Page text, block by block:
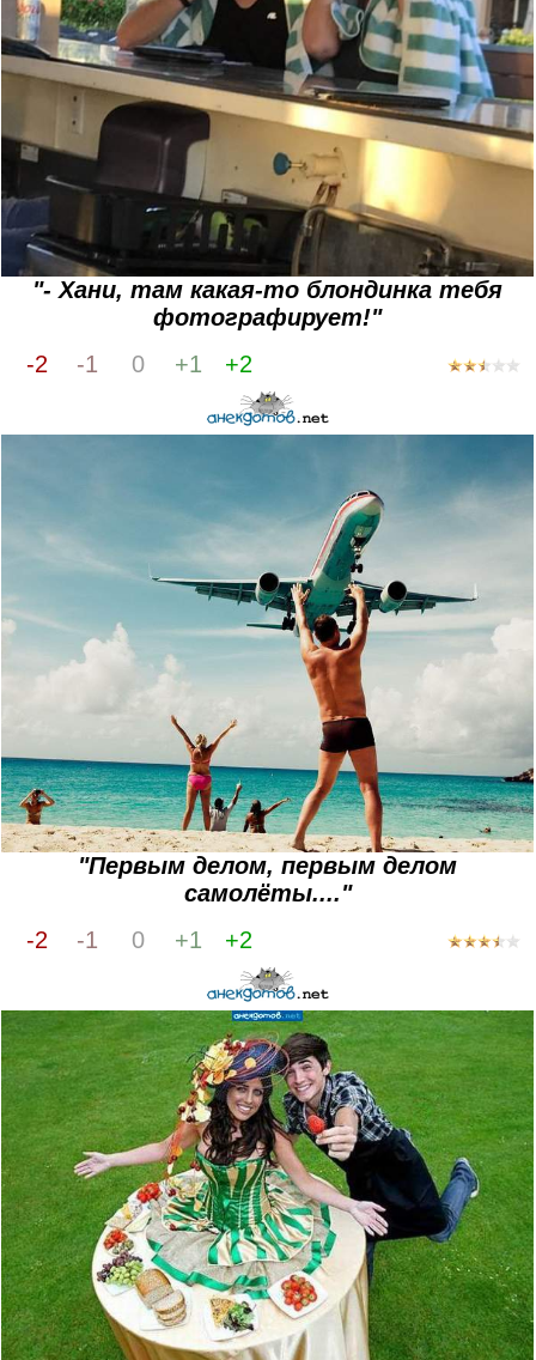
"- Хани, там какая-то блондинка тебя
фотографирует!"
-2
-1 0 +1 +2
"Первым делом, первым делом
самолёты...."
-2
-1 0 +1 +2